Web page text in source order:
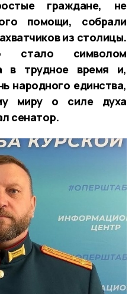
граждане, не
помощи, собрали
из столицы.
символом
в трудное время и,
народного единства,
миру о силе духа
сенатор.